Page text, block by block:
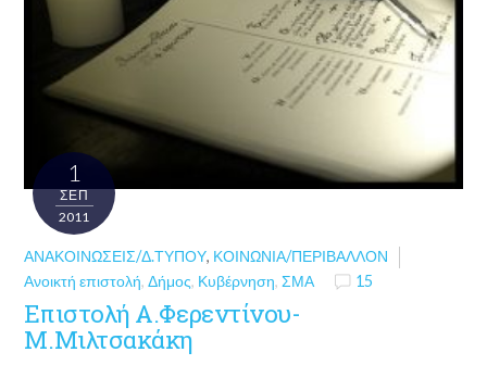
1
ΣΕΠ
2011
ΑΝΑΚΟΙΝΏΣΕΙΣ/Δ.ΤΎΠΟΥ, ΚΟΙΝΩΝΊΑ/ΠΕΡΙΒΆΛΛΟΝ
Ανοικτή επιστολή,Δήμος, Κυβέρνηση,ΣΜΑ 15
Επιστολή Α.Φερεντίνου-
Μ.Μιλτσακάκη